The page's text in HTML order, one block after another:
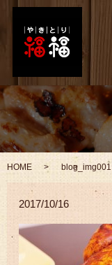
HOME blog_img001
2017/10/16